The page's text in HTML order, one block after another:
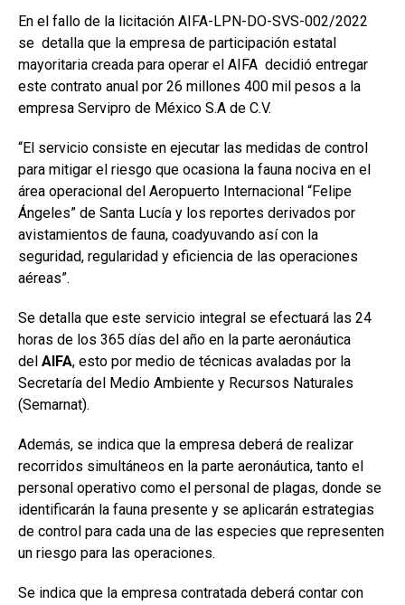
En el fallo de la licitación AIFA-LPN-DO-SVS-002/2022
se detalla que la empresa de participación estatal
mayoritaria creada para operar el AIFA decidió entregar
este contrato anual por 26 millones 400 mil pesos a la
empresa Servipro de México S.A de C.V.
“El servicio consiste en ejecutar las medidas de control
para mitigar el riesgo que ocasiona la fauna nociva en el
área operacional del Aeropuerto Internacional “Felipe
Ángeles” de Santa Lucía y los reportes derivados por
avistamientos de fauna, coadyuvando así con la
seguridad, regularidad y eficiencia de las operaciones
aéreas”.
Se detalla que este servicio integral se efectuará las 24
horas de los 365 días del año en la parte aeronáutica
del AIFA, esto por medio de técnicas avaladas por la
Secretaría del Medio Ambiente y Recursos Naturales
(Semarnat).
Además, se indica que la empresa deberá de realizar
recorridos simultáneos en la parte aeronáutica, tanto el
personal operativo como el personal de plagas, donde se
identificarán la fauna presente y se aplicarán estrategias
de control para cada una de las especies que representen
un riesgo para las operaciones.
Se indica que la empresa contratada deberá contar con